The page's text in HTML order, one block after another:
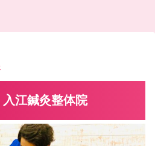
江鍼灸整体院